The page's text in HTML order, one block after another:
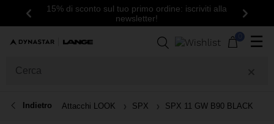
Indietro
15% di sconto sul tuo primo ordine: iscriviti alla
newsletter!
Avanti
☰
Indietro Attacchi LOOK SPX SPX 11 GW B90 BLACK